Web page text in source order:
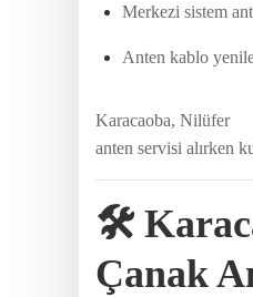
Merkezi sistem
Anten kablo
Karacaoba, Nilüfer
anten servisi alırken
🛠️
Çanak